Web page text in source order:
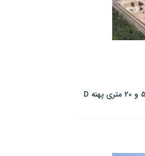
پروژه سهام توانمندسازی ارتش سهام 50 و 20 متری پهنه D